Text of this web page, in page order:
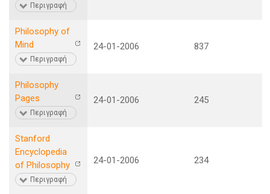
Περιγραφή
Philosophy of
Mind
Περιγραφή
24-01-2006 837
Philosophy
Pages
Περιγραφή
24-01-2006 245
Stanford
Encyclopedia
of Philosophy
Περιγραφή
24-01-2006 234